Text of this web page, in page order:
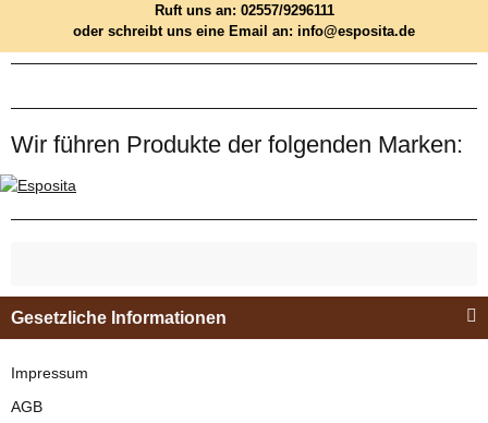
Ruft uns an: 02557/9296111
oder schreibt uns eine Email an: info@esposita.de
Wir führen Produkte der folgenden Marken:
Gesetzliche Informationen
Impressum
AGB